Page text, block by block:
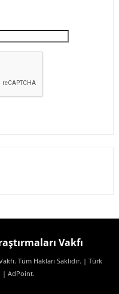
Vakfı
Tüm Hakları Saklıdır. | Türk
| AdPoint.